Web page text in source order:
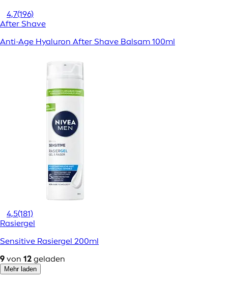
4,7(196)
After Shave
Anti-Age Hyaluron After Shave Balsam 100ml
4,5(181)
Rasiergel
Sensitive Rasiergel 200ml
9 von 12 geladen
Mehr laden